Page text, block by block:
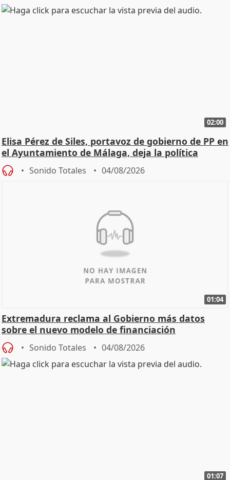
02:00
Elisa Pérez de Siles, portavoz de gobierno de PP en
el Ayuntamiento de Málaga, deja la política
Sonido Totales 04/08/2026
01:04
Extremadura reclama al Gobierno más datos
sobre el nuevo modelo de financiación
Sonido Totales 04/08/2026
01:07